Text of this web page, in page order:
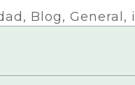
, Blog, General ,